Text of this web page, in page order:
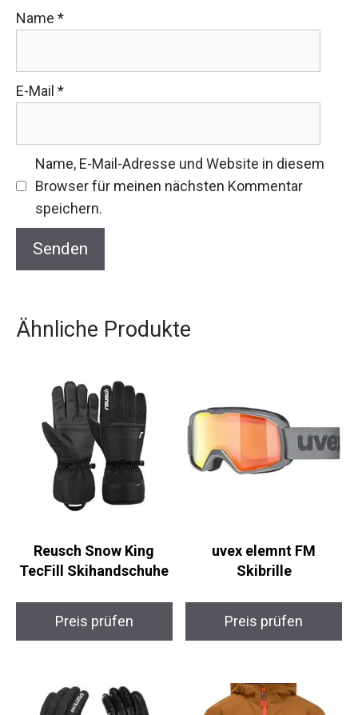
Name *
E-Mail *
Name, E-Mail-Adresse und Website in diesem
Browser für meinen nächsten Kommentar
speichern.
Ähnliche Produkte
Reusch Snow King
TecFill Skihandschuhe
Preis prüfen
uvex elemnt FM
Skibrille
Preis prüfen